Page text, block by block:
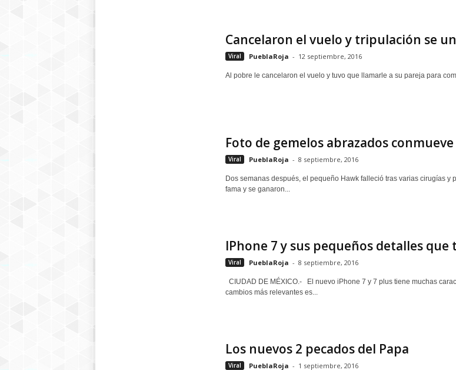
Cancelaron el vuelo y tripulación se
Viral PueblaRoja - 12 septiembre, 2016
Al pobre le cancelaron el vuelo y tuvo que llamarle a su pareja para
Foto de gemelos abrazados
Viral PueblaRoja - 8 septiembre, 2016
Dos semanas después, el pequeño Hawk falleció tras varias cirugías
fama y se ganaron...
IPhone 7 y sus pequeños detalles
Viral PueblaRoja - 8 septiembre, 2016
CIUDAD DE MÉXICO.- El nuevo iPhone 7 y 7 plus tiene muchas
cambios más relevantes es...
Los nuevos 2 pecados del Papa
Viral PueblaRoja - 1 septiembre, 2016